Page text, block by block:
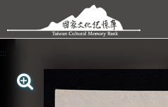
跳到主要內容區塊
:::